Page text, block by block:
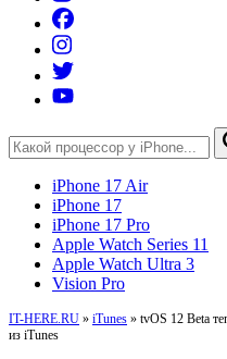
iPhone 17 Air
iPhone 17
iPhone 17 Pro
Apple Watch Series 11
Apple Watch Ultra 3
Vision Pro
IT-HERE.RU » iTunes » tvOS 12 Beta
из iTunes